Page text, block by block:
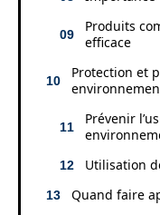
Produits
efficace
Protection et
Prévenir
Utilisation
Quand faire